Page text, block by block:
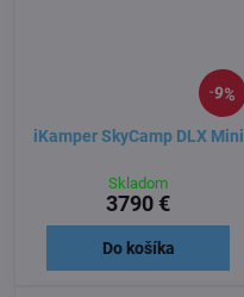
9%
iKamper SkyCamp DLX Mini
Skladom
3790 €
Do košíka